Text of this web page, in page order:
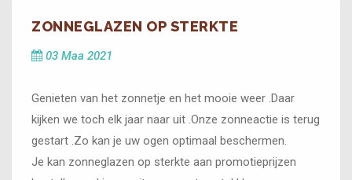
ZONNEGLAZEN OP STERKTE
03 Maa 2021
Genieten van het zonnetje en het mooie weer .Daar
kijken we toch elk jaar naar uit .Onze zonneactie is terug
gestart .Zo kan je uw ogen optimaal beschermen.
Je kan zonneglazen op sterkte aan promotieprijzen